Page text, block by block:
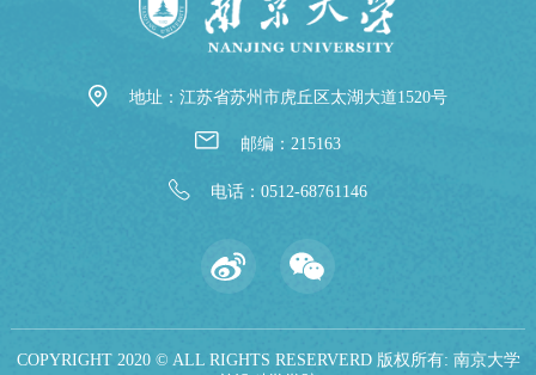
地址：江苏省苏州市虎丘区太湖大道1520号
邮编：215163
电话：0512-68761146
COPYRIGHT 2020 © ALL RIGHTS RESERVERD 版权所有: 南京大学